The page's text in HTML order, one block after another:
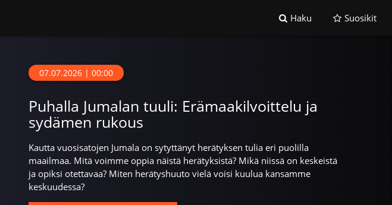
Haku Suosikit
07.07.2026 | 00:00
Puhalla Jumalan tuuli: Erämaakilvoittelu ja
sydämen rukous
Kautta vuosisatojen Jumala on sytyttänyt herätyksen tulia eri puolilla
maailmaa. Mitä voimme oppia näistä herätyksistä? Mikä niissä on keskeistä
ja opiksi otettavaa? Miten herätyshuuto vielä voisi kuulua kansamme
keskuudessa?